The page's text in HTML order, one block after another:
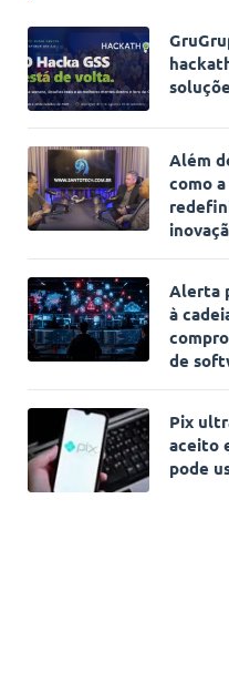
Além
como
Alerta
à
de
Pix
aceito
pode